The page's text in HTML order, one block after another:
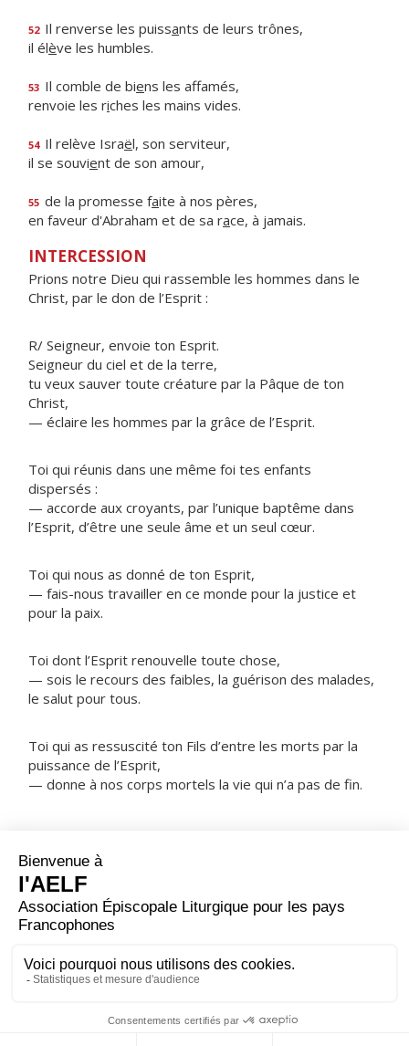
52 Il renverse les puissants de leurs trônes,
il élève les humbles.
53 Il comble de biens les affamés,
renvoie les riches les mains vides.
54 Il relève Israël, son serviteur,
il se souvient de son amour,
55 de la promesse faite à nos pères,
en faveur d'Abraham et de sa race, à jamais.
INTERCESSION
Prions notre Dieu qui rassemble les hommes dans le
Christ, par le don de l’Esprit :
R/ Seigneur, envoie ton Esprit.
Seigneur du ciel et de la terre,
tu veux sauver toute créature par la Pâque de ton
Christ,
— éclaire les hommes par la grâce de l’Esprit.
Toi qui réunis dans une même foi tes enfants
dispersés :
— accorde aux croyants, par l’unique baptême dans
l’Esprit, d’être une seule âme et un seul cœur.
Toi qui nous as donné de ton Esprit,
— fais-nous travailler en ce monde pour la justice et
pour la paix.
Toi dont l’Esprit renouvelle toute chose,
— sois le recours des faibles, la guérison des malades,
le salut pour tous.
Toi qui as ressuscité ton Fils d’entre les morts par la
puissance de l’Esprit,
— donne à nos corps mortels la vie qui n’a pas de fin.
ORAISON
Réponds à notre prière, Dieu tout-puissant, et comme
au jour de la Pentecôte, que le Christ, lumière de
éclaire le cœur de ceux que tu as fait renaître et les
confirme dans ta grâce.